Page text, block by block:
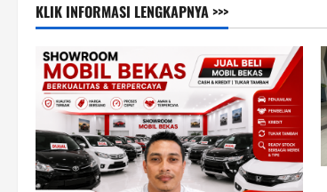
KLIK INFORMASI LENGKAPNYA >>>